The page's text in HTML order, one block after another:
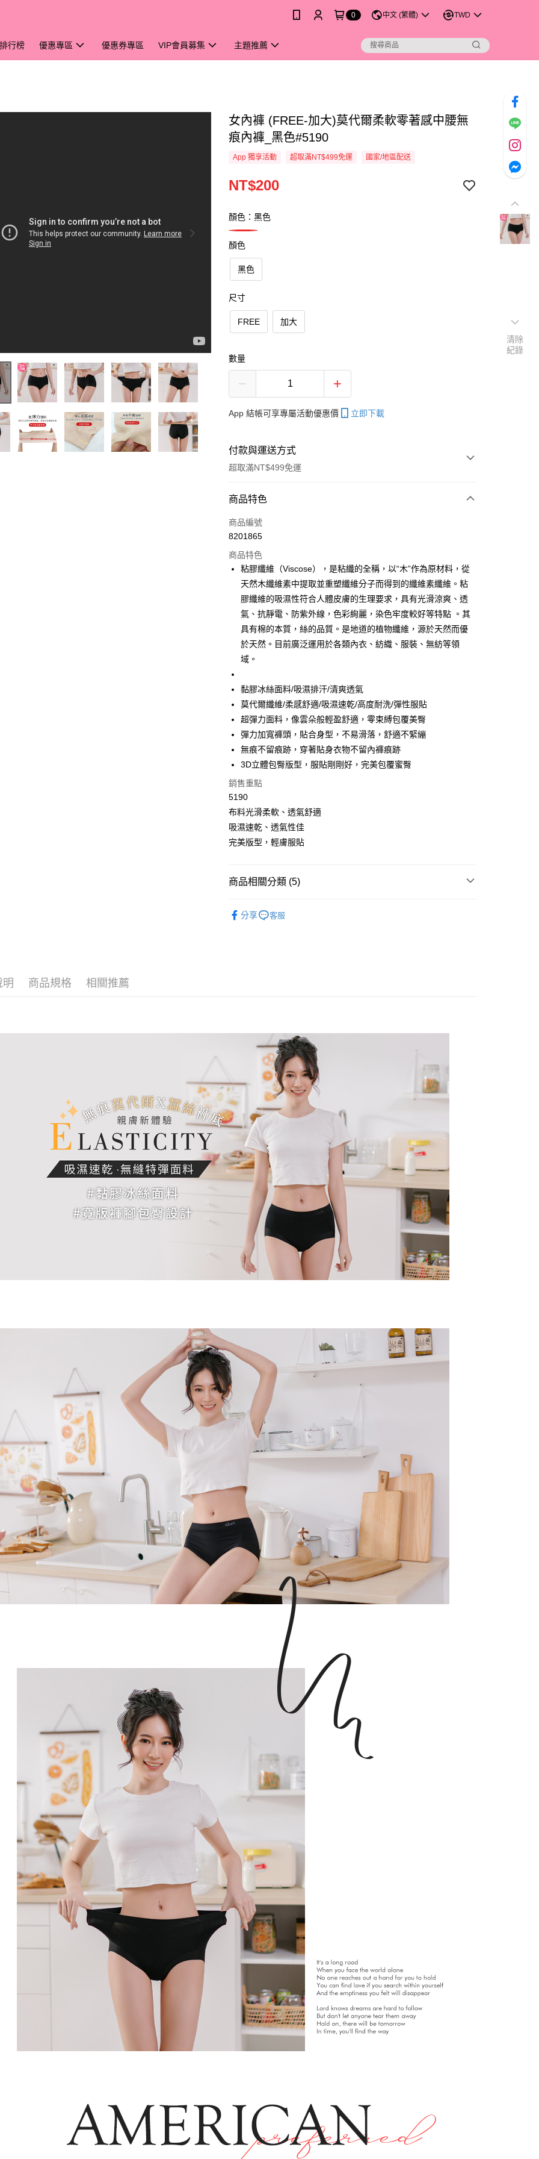
0 中文 (繁體) TWD
行榜 優惠專區 優惠券專區 VIP會員募集 主題推薦
女內褲 (FREE-加大)莫代爾柔軟零著感中腰無
痕內褲_黑色#5190
App 獨享活動 超取滿NT$499免運 國家/地區配送
NT$200
顏色：黑色
顏色
黑色
尺寸
FREE 加大
數量
App 結帳可享專屬活動優惠價 立即下載
付款與運送方式
超取滿NT$499免運
付款方式
信用卡一次付款
LINE Pay
Apple Pay
街口支付
悠遊付
全盈+PAY
大哥付你分期
相關說明
【大哥付你分期使用說明】
1.本服務由台灣大哥大提供，台灣大哥大用戶可立即使用無須另外申請。
2.付款方式選擇「大哥付你分期」，訂單成立後會自動跳轉到大哥付的交易
流程，驗證手機門號後，選擇欲分期的期數、繳款截止日，確認付款後即
完成交易。
3.實際核准額度、可分期數及費用金額請依後續交易確認頁面所載為準。
4.訂單成立30分鐘內，如未前往確認交易或遇審核未通過，訂單將自動取
消。如遇「轉專審核」未通過狀況，表示未達大哥付你分期系統評分，恕
無法說明評估內容。
【繳款方式說明】
1.分期款項不併入電信帳單，「大哥付你分期」於每月結算日後寄送繳費提
醒簡訊。
2.透過簡訊連結打開帳單後，可選擇「超商條碼／台灣大直營門市／銀行轉
帳／街口支付／iPASS MONEY」等通路繳費。
1.本服務係由「台灣大哥大股份有限公司」（以下簡稱本公司）所提供，讓
用戶於交易時，得透過本服務購買商品或服務，並由商店將買賣／分期付
2.基於同意付款使用「大哥付你分期」之契約關係目的，商店將以您的個人
資料（包含姓名、電話或地址）提供予台灣大哥大進項蒐集、處理及利
AFTEE先享後付
相關說明
【關於「AFTEE先享後付」】
AFTEE先享後付是「在收到商品之後才付款」的支付方式。 讓您購物簡單
便利好安心！
１．簡單：不需註冊會員、不需綁卡、不需儲值。
２．便利：只要手機號碼，簡訊認證，即可結帳。
【「AFTEE先享後付」結帳流程】
１．於結帳方式選擇「AFTEE先享後付」後，將跳轉至「AFTEE先享後
２．訂單成立數日內，您將收到繳費通知簡訊。
※ 請注意：結帳手續完成當下不需立刻繳費，但若您需要取消訂單，請聯
絡購買商品的店家。未經商家同意取消之訂單仍視為有效，需透過AFTEE
※ 交易是否成功請以「AFTEE先享後付 」之結帳頁面顯示為準，若有關於
是否繳費成功／繳費後需取消欲退款等相關疑問，請聯繫「AFTEE先享後
４．使用「AFTEE先享後付」時，將依據個別帳號之用戶狀況，依本公司
即時審查核予不同之上限額度；若仍有額度不足之情形，本公司將視審查
結果請求用戶進行身份認證。
５．嚴禁一人註冊多個帳號或使用他人資訊註冊。若發現惡意使用之情
形，恩沛科技股份有限公司將有權停止該用戶之使用額度並採取法律行
動。
Hami Point
相關說明
信會員帳號後，即可在購物車使用 Hami Point 折抵消費金額 (1點等於1
元)。
ATM付款
運送方式
每筆NT$80，滿NT$499(含以上)免運費
每筆NT$80，滿NT$499(含以上)免運費
每筆NT$80，滿NT$799(含以上)免運費
付款後7-11取貨
每筆NT$80，滿NT$799(含以上)免運費
7-11取貨(快速到店)
每筆NT$90
宅配/離島不配送
每筆NT$80，滿NT$890(含以上)免運費
黑貓貨到付款
每筆NT$120
國家/地區配送 查看運費
商品特色
商品編號
8201865
商品特色
粘膠纖維（Viscose），是粘纖的全稱，以“木”作為原材料，從
天然木纖維素中提取並重塑纖維分子而得到的纖維素纖維。粘
膠纖維的吸濕性符合人體皮膚的生理要求，具有光滑涼爽、透
氣、抗靜電、防紫外線，色彩絢麗，染色牢度較好等特點 。其
具有棉的本質，絲的品質。是地道的植物纖維，源於天然而優
於天然。目前廣泛運用於各類內衣、紡織、服裝、無紡等領
域。
黏膠冰絲面料/吸濕排汗/清爽透氣
莫代爾纖維/柔感舒適/吸濕速乾/高度耐洗/彈性服貼
超彈力面料，像雲朵般輕盈舒適，零束縛包覆美臀
彈力加寬褲頭，貼合身型，不易滑落，舒適不緊繃
無痕不留痕跡，穿著貼身衣物不留內褲痕跡
3D立體包臀版型，服貼剛剛好，完美包覆蜜臀
銷售重點
5190
布料光滑柔軟、透氣舒適
吸濕速乾、透氣性佳
完美版型，輕膚服貼
商品相關分類 (5)
分享 客服
明 商品規格 相關推薦
清除
紀錄